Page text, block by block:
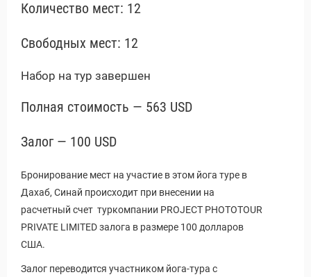
Количество мест: 12
Свободных мест: 12
Набор на тур завершен
Полная стоимость — 563 USD
Залог — 100 USD
Бронирование мест на участие в этом йога туре в
Дахаб, Синай происходит при внесении на
расчетный счет туркомпании PROJECT PHOTOTOUR
PRIVATE LIMITED залога в размере 100 долларов
США.
Залог переводится участником йога-тура с